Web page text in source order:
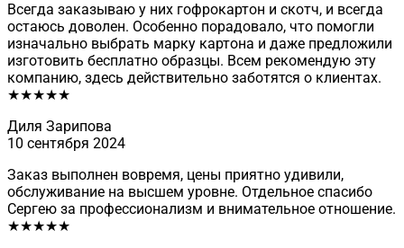
Всегда заказываю у них гофрокартон и скотч, и всегда
остаюсь доволен. Особенно порадовало, что помогли
изначально выбрать марку картона и даже предложили
изготовить бесплатно образцы. Всем рекомендую эту
компанию, здесь действительно заботятся о клиентах.
★★★★★
Диля Зарипова
10 сентября 2024
Заказ выполнен вовремя, цены приятно удивили,
обслуживание на высшем уровне. Отдельное спасибо
Сергею за профессионализм и внимательное отношение.
★★★★★